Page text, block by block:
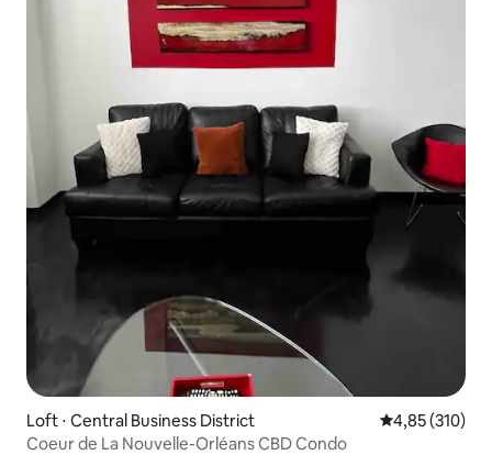
Loft ⋅ Central Business District Évaluation
4,85 (310)
Coeur de La Nouvelle-Orléans CBD Condo